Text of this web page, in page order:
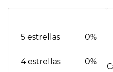
5 estrellas 0%
4 estrellas 0%